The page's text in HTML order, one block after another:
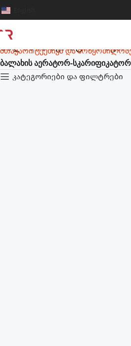
ბალახის აერატორ-
მთავარი ტექნიკა და
ბალახის აერატორ-
კატეგორიები და ფილტრები